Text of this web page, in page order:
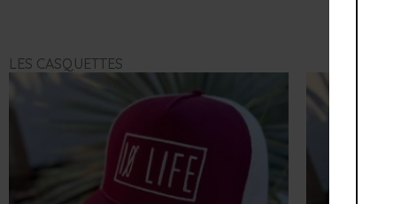
LES CASQUETTES